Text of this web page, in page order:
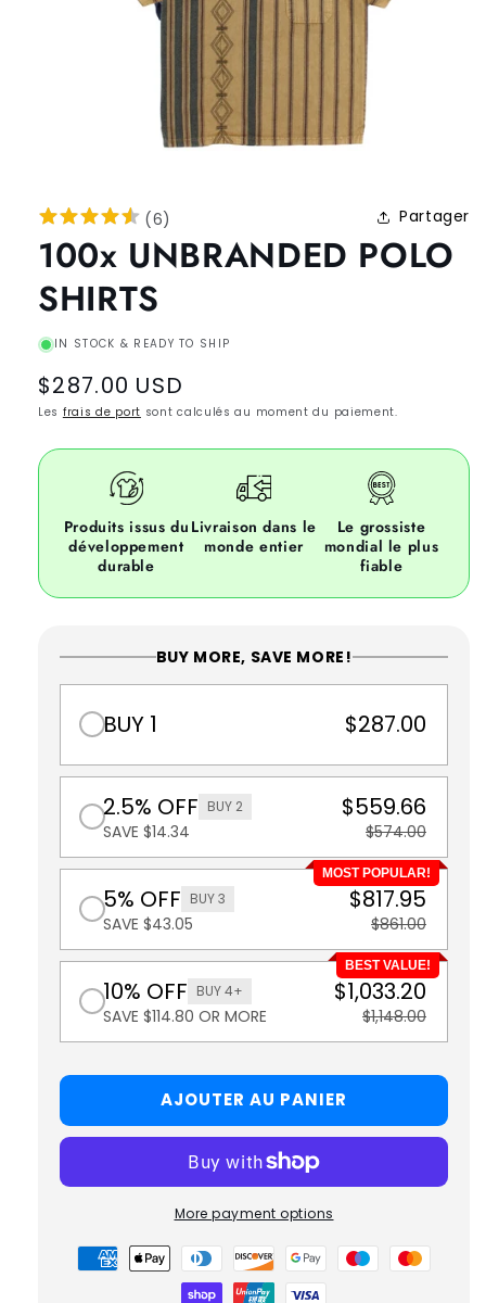
(6) Partager
100x UNBRANDED POLO
SHIRTS
IN STOCK & READY TO SHIP
Regular
price
$287.00 USD
Les frais de port sont calculés au moment du paiement.
Produits issus du
développement
durable
Livraison dans le
monde entier
Le grossiste
mondial le plus
fiable
BUY MORE, SAVE MORE!
BUY 1 $287.00
2.5% OFF BUY 2
SAVE $14.34
$559.66
$574.00
MOST POPULAR!
5% OFF BUY 3
SAVE $43.05
$817.95
$861.00
BEST VALUE!
10% OFF BUY 4+
SAVE $114.80 OR MORE
$1,033.20
$1,148.00
AJOUTER AU PANIER
More payment options
Modes
de